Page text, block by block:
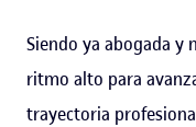
Siendo ya abogada y
ritmo alto para
trayectoria